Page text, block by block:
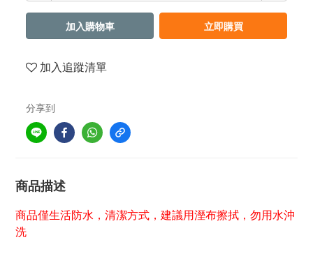
加入購物車 立即購買
加入追蹤清單
分享到
商品描述
商品僅生活防水，清潔方式，建議用溼布擦拭，勿用水沖
洗